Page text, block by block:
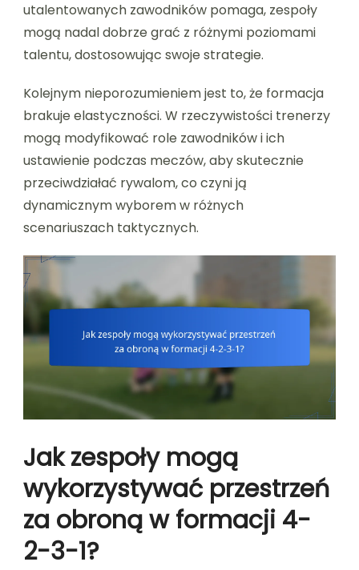
utalentowanych zawodników pomaga, zespoły
mogą nadal dobrze grać z różnymi poziomami
talentu, dostosowując swoje strategie.
Kolejnym nieporozumieniem jest to, że formacja
brakuje elastyczności. W rzeczywistości trenerzy
mogą modyfikować role zawodników i ich
ustawienie podczas meczów, aby skutecznie
przeciwdziałać rywalom, co czyni ją
dynamicznym wyborem w różnych
scenariuszach taktycznych.
Jak zespoły mogą
wykorzystywać przestrzeń
za obroną w formacji 4-
2-3-1?